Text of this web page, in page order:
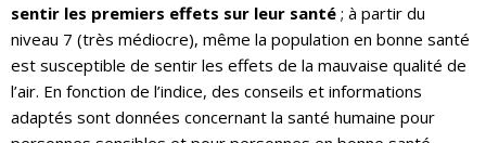
sentir les premiers effets sur leur santé ; à partir du
niveau 7 (très médiocre), même la population en bonne santé
est susceptible de sentir les effets de la mauvaise qualité de
l’air. En fonction de l’indice, des conseils et informations
adaptés sont données concernant la santé humaine pour